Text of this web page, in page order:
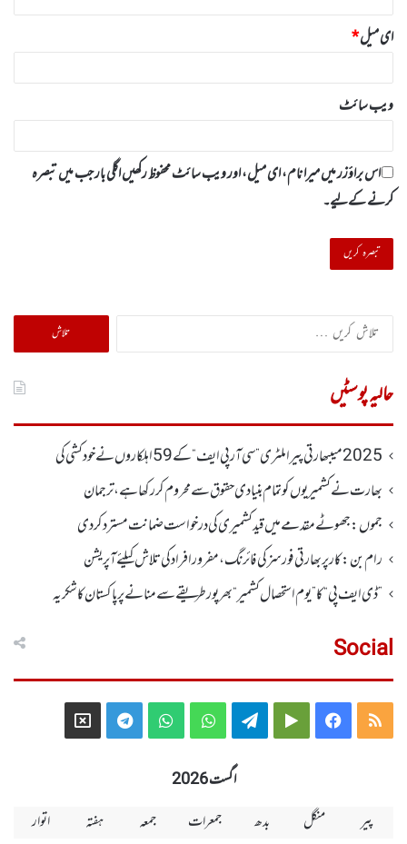
ای میل*
ویب‌ سائٹ
اس براؤزر میں میرا نام، ای میل، اور ویب سائٹ محفوظ رکھیں اگلی بار جب میں تبصرہ
کرنے کےلیے۔
تلاش
کریں
حالیہ پوسٹیں
2025 میںبھارتی پیرا ملٹری ”سی آر پی ایف“ کے 59 اہلکاروں نے خودکشی کی
بھارت نے کشمیریوں کو تمام بنیادی حقوق سے محروم کر رکھا ہے، ترجمان
جموں :جھوٹے مقدمے میں قید کشمیری کی درخواست ضمانت مسترد کردی
رام بن : کار پربھارتی فورسز کی فائرنگ،مفرور افراد کی تلاش کیلئے آپریشن
”ڈی ایف پی “ کا ” یوم استحصال کشمیر “ بھر پور طریقے سے منانے پر پاکستان کا شکریہ
Social
RSS
Facebook
Google
Telegram
WhatsApp
WhatsApp
Telegram
X
اگست 2026
پیر
منگل بدھ جمعرات جمعہ ہفتہ اتوار